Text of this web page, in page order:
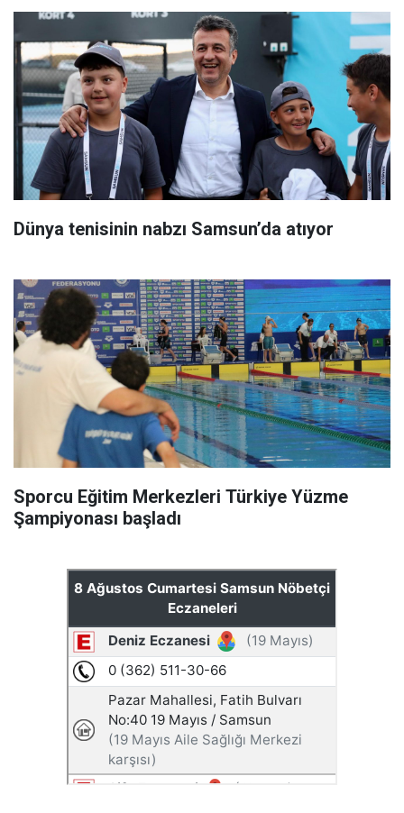
Dünya tenisinin nabzı Samsun’da atıyor
Sporcu Eğitim Merkezleri Türkiye Yüzme
Şampiyonası başladı